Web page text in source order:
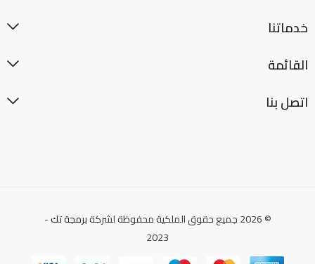
خدماتنا
القائمة
اتصل بنا
© 2026 جميع حقوق الملكية محفوظة لشركة برمجة تك-
2023